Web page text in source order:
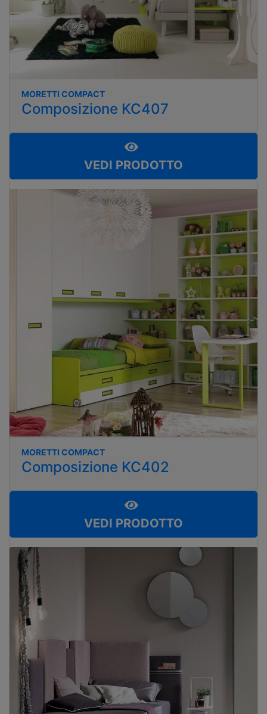
MORETTI COMPACT
Composizione KC407
VEDI PRODOTTO
MORETTI COMPACT
Composizione KC402
VEDI PRODOTTO